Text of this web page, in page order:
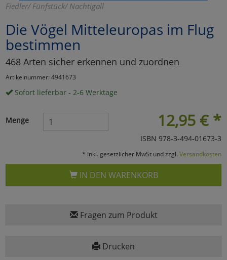
Fiedler/ Fünfstück/ Nachtigall
Die Vögel Mitteleuropas im Flug
bestimmen
468 Arten sicher erkennen und zuordnen
Artikelnummer: 4941673
Sofort lieferbar - 2-6 Werktage
12,95 € *
Menge
ISBN 978-3-494-01673-3
* inkl. gesetzlicher MwSt und zzgl. Versandkosten
IN DEN WARENKORB
Fragen zum Produkt
Drucken
Umfragetools
zurück
zu Haupptseite